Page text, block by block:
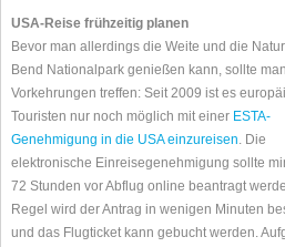
USA-Reise frühzeitig planen
Bevor man allerdings die Weite und die
Bend Nationalpark genießen kann, sollte
Vorkehrungen treffen: Seit 2009 ist es
Touristen nur noch möglich mit einer ESTA-
Genehmigung in die USA einzureisen. Die
elektronische Einreisegenehmigung sollte
72 Stunden vor Abflug online beantragt
Regel wird der Antrag in wenigen Minuten
und das Flugticket kann gebucht werden.